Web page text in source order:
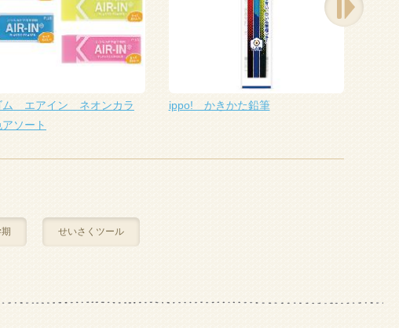
ム エアイン ネオンカラ
ソート
ippo! かきかた鉛筆
せいさくツール